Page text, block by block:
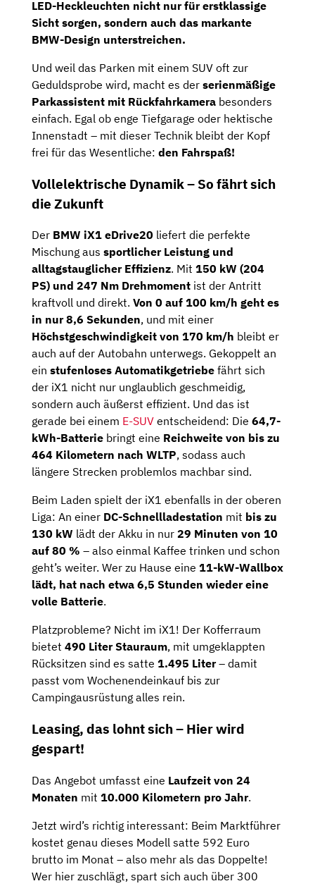
LED-Heckleuchten nicht nur für erstklassige
Sicht sorgen, sondern auch das markante
BMW-Design unterstreichen.
Und weil das Parken mit einem SUV oft zur
Geduldsprobe wird, macht es der serienmäßige
Parkassistent mit Rückfahrkamera besonders
einfach. Egal ob enge Tiefgarage oder hektische
Innenstadt – mit dieser Technik bleibt der Kopf
frei für das Wesentliche: den Fahrspaß!
Vollelektrische Dynamik – So fährt sich
die Zukunft
Der BMW iX1 eDrive20 liefert die perfekte
Mischung aus sportlicher Leistung und
alltagstauglicher Effizienz. Mit 150 kW (204
PS) und 247 Nm Drehmoment ist der Antritt
kraftvoll und direkt. Von 0 auf 100 km/h geht es
in nur 8,6 Sekunden, und mit einer
Höchstgeschwindigkeit von 170 km/h bleibt er
auch auf der Autobahn unterwegs. Gekoppelt an
ein stufenloses Automatikgetriebe fährt sich
der iX1 nicht nur unglaublich geschmeidig,
sondern auch äußerst effizient. Und das ist
gerade bei einem E-SUV entscheidend: Die 64,7-
kWh-Batterie bringt eine Reichweite von bis zu
464 Kilometern nach WLTP, sodass auch
längere Strecken problemlos machbar sind.
Beim Laden spielt der iX1 ebenfalls in der oberen
Liga: An einer DC-Schnellladestation mit bis zu
130 kW lädt der Akku in nur 29 Minuten von 10
auf 80 % – also einmal Kaffee trinken und schon
geht’s weiter. Wer zu Hause eine 11-kW-Wallbox
lädt, hat nach etwa 6,5 ​​Stunden wieder eine
volle Batterie.
Platzprobleme? Nicht im iX1! Der Kofferraum
bietet 490 Liter Stauraum, mit umgeklappten
Rücksitzen sind es satte 1.495 Liter– damit
passt vom Wochenendeinkauf bis zur
Campingausrüstung alles rein.
Leasing, das lohnt sich – Hier wird
gespart!
Das Angebot umfasst eine Laufzeit von 24
Monaten mit 10.000 Kilometern pro Jahr.
Jetzt wird’s richtig interessant: Beim Marktführer
kostet genau dieses Modell satte 592 Euro
brutto im Monat – also mehr als das Doppelte!
Wer hier zuschlägt, spart sich auch über 300